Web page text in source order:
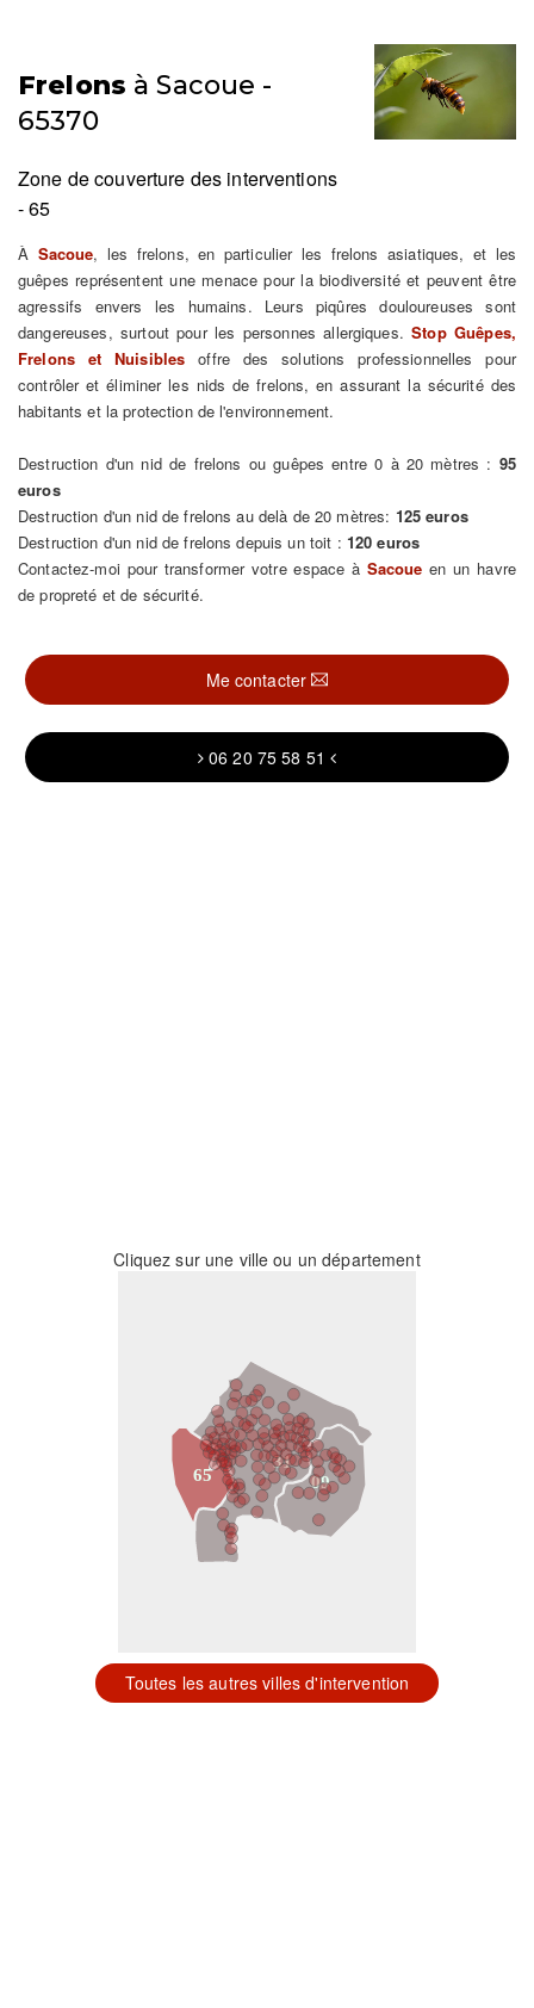
Frelons à Sacoue -
65370
Zone de couverture des interventions
- 65
À Sacoue, les frelons, en particulier les frelons asiatiques, et les
guêpes représentent une menace pour la biodiversité et peuvent être
agressifs envers les humains. Leurs piqûres douloureuses sont
dangereuses, surtout pour les personnes allergiques.Stop Guêpes,
Frelons et Nuisibles offre des solutions professionnelles pour
contrôler et éliminer les nids de frelons, en assurant la sécurité des
habitants et la protection de l'environnement.
Destruction d'un nid de frelons ou guêpes entre 0 à 20 mètres : 95
euros
Destruction d'un nid de frelons au delà de 20 mètres: 125 euros
Destruction d'un nid de frelons depuis un toit : 120 euros
Contactez-moi pour transformer votre espace à Sacoue en un havre
de propreté et de sécurité.
Me contacter
06 20 75 58 51
Cliquez sur une ville ou un département
31
09
65
Toutes les autres villes d'intervention